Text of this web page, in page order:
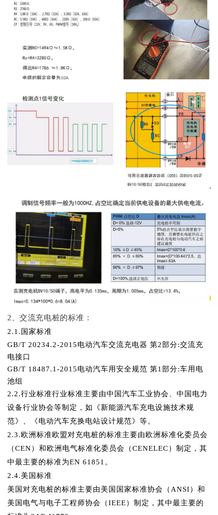
2、交流充电桩的标准：
2.1.国家标准
GB/T 20234.2-2015电动汽车交流充电器 第2部分:交流充
电接口
GB/T 18487.1-2015电动汽车用安全规范 第1部分:车用电
池组
2.2.行业标准行业标准主要由中国汽车工业协会、中国电力
设备行业协会等制定，如《新能源汽车充电设施技术规
范》、《电动汽车充换电站设计规范》等。
2.3.欧洲标准欧盟对充电桩的标准主要由欧洲标准化委员会
（CEN）和欧洲电气标准化委员会（CENELEC）制定，其
中最主要的标准为EN 61851。
2.4.美国标准
美国对充电桩的标准主要由美国国家标准协会（ ANSI）和
美国电气与电子工程师协会（IEEE）制定，其中最主要的